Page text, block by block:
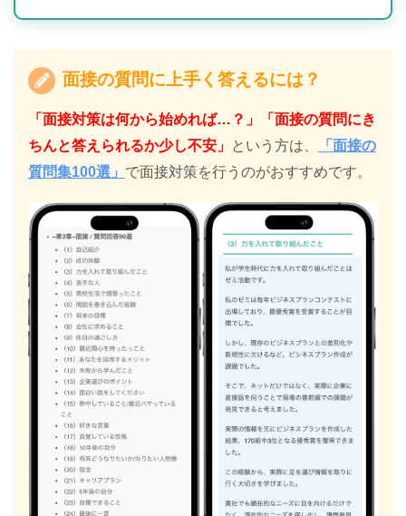
面接の質問に上手く答えるには？
「面接対策は何から始めれば…？」「面接の質問にき
ちんと答えられるか少し不安」 という方は、
「面接の
質問集100選」 で面接対策を行うのがおすすめです。